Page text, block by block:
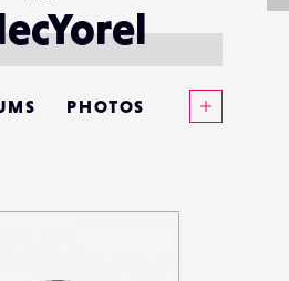
PHOTOS
MATÉRIELS